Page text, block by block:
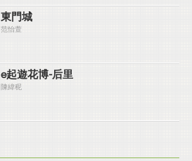
東門城
范怡萱
e起遊花博-后里
陳緯秜